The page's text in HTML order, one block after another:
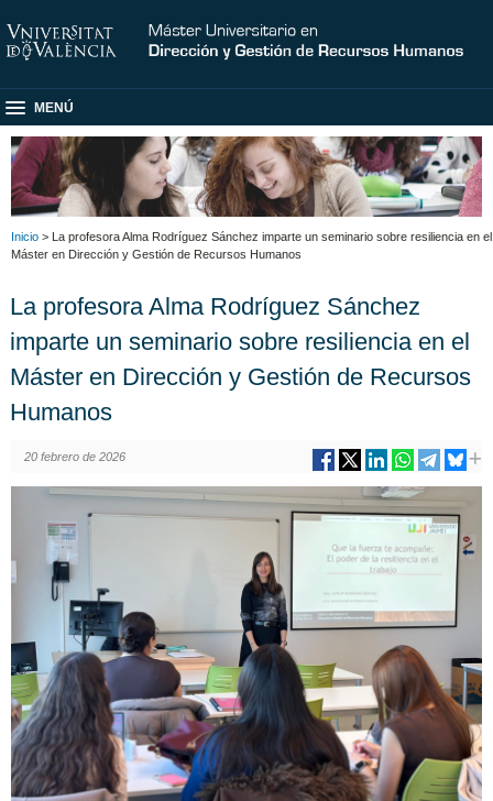
MENÚ
Inicio > La profesora Alma Rodríguez Sánchez imparte un seminario sobre resiliencia en el
Máster en Dirección y Gestión de Recursos Humanos
La profesora Alma Rodríguez Sánchez
imparte un seminario sobre resiliencia en el
Máster en Dirección y Gestión de Recursos
Humanos
20 febrero de 2026